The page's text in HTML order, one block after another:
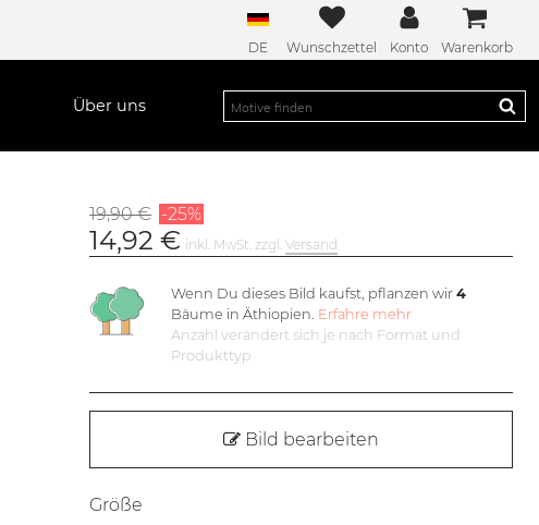
DE Wunschzettel Konto Warenkorb
Über uns
19,90 € -25%
14,92 € inkl. MwSt. zzgl.Versand
Wenn Du dieses Bild kaufst, pflanzen wir 4
Bäume in Äthiopien. Erfahre mehr
Anzahl verändert sich je nach Format und
Produkttyp
Bild bearbeiten
Größe